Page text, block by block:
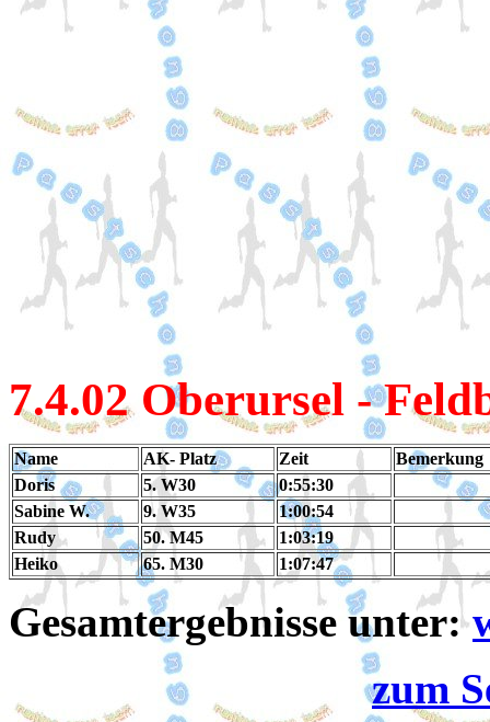
7.4.02 Oberursel -
Name AK- Platz Zeit
Bemerkung
Doris
5. W30
0:55:30
Sabine W.
9. W35
1:00:54
Rudy
50. M45
1:03:19
Heiko
65. M30 1:07:47
Gesamtergebnisse unter:
zum